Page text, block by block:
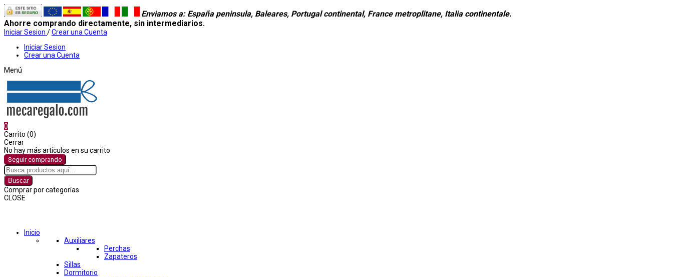
Enviamos a: España peninsula, Baleares, Portugal continental, France metroplitane, Italia continentale.
Ahorre comprando directamente, sin intermediarios.
Iniciar Sesion /Crear una Cuenta
Iniciar Sesion
Crear una Cuenta
Menú
0
Carrito (0)
Cerrar
No hay más artículos en su carrito
Seguir comprando
Buscar
Comprar por categorías
CLOSE
Inicio
Auxiliares
Perchas
Zapateros
Sillas
Dormitorio